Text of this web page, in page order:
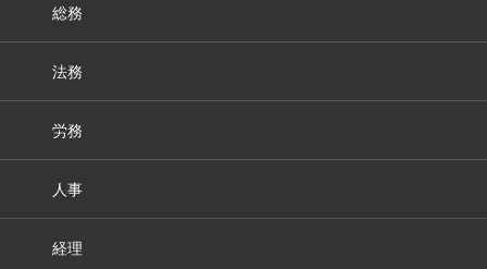
総務
法務
労務
人事
経理